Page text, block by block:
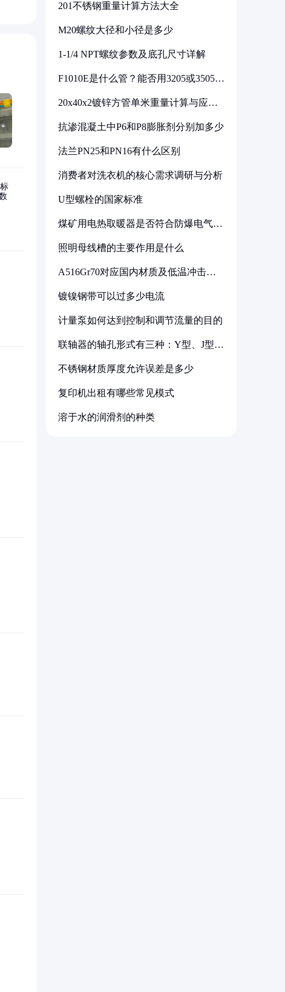
201不锈钢重量计算方法大全
M20螺纹大径和小径是多少
1-1/4 NPT螺纹参数及底孔尺寸详解
F1010E是什么管？能否用3205或3505代
20x40x2镀锌方管单米重量计算与应用
抗渗混凝土中P6和P8膨胀剂分别加多少
法兰PN25和PN16有什么区别
消费者对洗衣机的核心需求调研与分析
U型螺栓的国家标准
煤矿用电热取暖器是否符合防爆电气设
照明母线槽的主要作用是什么
A516Gr70对应国内材质及低温冲击要
镀镍钢带可以过多少电流
计量泵如何达到控制和调节流量的目的
联轴器的轴孔形式有三种：Y型、J型、
不锈钢材质厚度允许误差是多少
复印机出租有哪些常见模式
溶于水的润滑剂的种类